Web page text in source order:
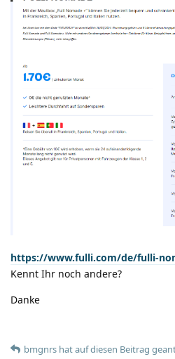
https://www.fulli.com/de/fulli-
Kennt Ihr noch andere?
Danke
bmgnrs hatauf diesen Beitrag